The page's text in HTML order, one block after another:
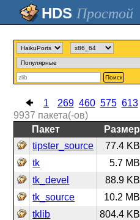
Простой
Поиск
1 269 460 575 613
9937 пакета(-ов)
Пакет
Размер
tipster_source
77.4 KB
tk
5.7 MB
tk_devel
88.9 KB
tk_source
10.2 MB
tklib
804.4 KB